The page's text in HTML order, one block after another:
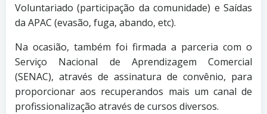
Voluntariado (participação da comunidade) e Saídas
da APAC (evasão, fuga, abando, etc).
Na ocasião, também foi firmada a parceria com o
Serviço Nacional de Aprendizagem Comercial
(SENAC), através de assinatura de convênio, para
proporcionar aos recuperandos mais um canal de
profissionalização através de cursos diversos.